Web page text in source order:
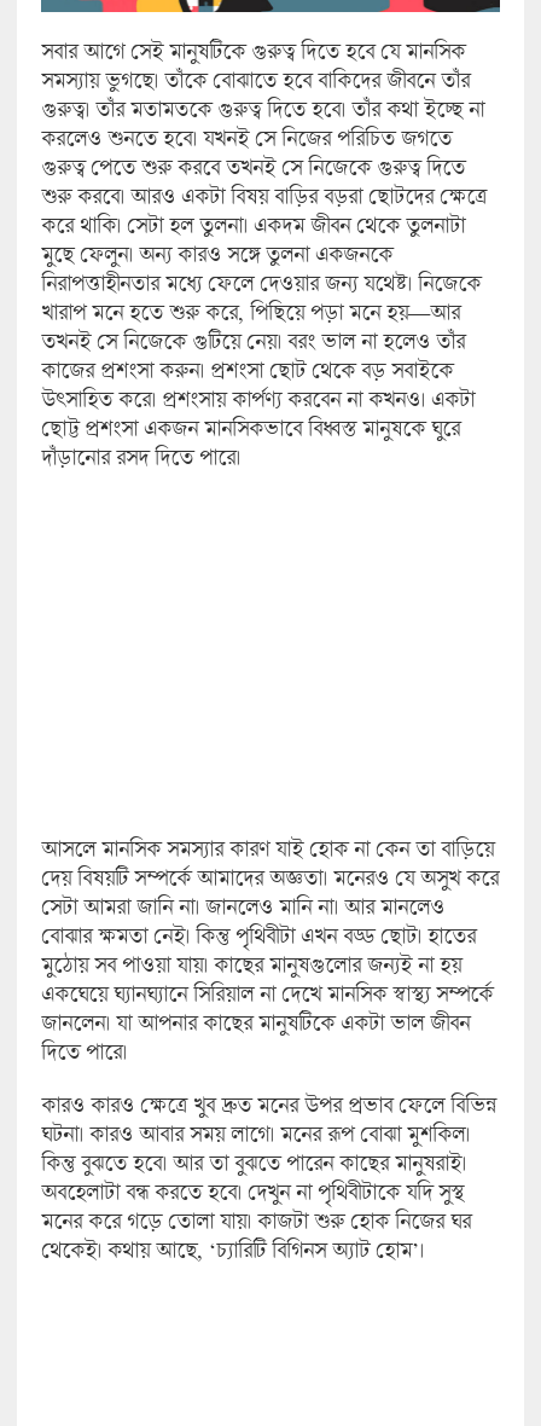
সবার আগে সেই মানুষটিকে গুরুত্ব দিতে হবে যে মানসিক
সমস্যায় ভুগছে। তাঁকে বোঝাতে হবে বাকিদের জীবনে তাঁর
গুরুত্ব। তাঁর মতামতকে গুরুত্ব দিতে হবে। তাঁর কথা ইচ্ছে না
করলেও শুনতে হবে। যখনই সে নিজের পরিচিত জগতে
গুরুত্ব পেতে শুরু করবে তখনই সে নিজেকে গুরুত্ব দিতে
শুরু করবে। আরও একটা বিষয় বাড়ির বড়রা ছোটদের ক্ষেত্রে
করে থাকি। সেটা হল তুলনা। একদম জীবন থেকে তুলনাটা
মুছে ফেলুন। অন্য কারও সঙ্গে তুলনা একজনকে
নিরাপত্তাহীনতার মধ্যে ফেলে দেওয়ার জন্য যথেষ্ট। নিজেকে
খারাপ মনে হতে শুরু করে, পিছিয়ে পড়া মনে হয়—আর
তখনই সে নিজেকে গুটিয়ে নেয়। বরং ভাল না হলেও তাঁর
কাজের প্রশংসা করুন। প্রশংসা ছোট থেকে বড় সবাইকে
উৎসাহিত করে। প্রশংসায় কার্পণ্য করবেন না কখনও। একটা
ছোট্ট প্রশংসা একজন মানসিকভাবে বিধ্বস্ত মানুষকে ঘুরে
দাঁড়ানোর রসদ দিতে পারে।
আসলে মানসিক সমস্যার কারণ যাই হোক না কেন তা বাড়িয়ে
দেয় বিষয়টি সম্পর্কে আমাদের অজ্ঞতা। মনেরও যে অসুখ করে
সেটা আমরা জানি না। জানলেও মানি না। আর মানলেও
বোঝার ক্ষমতা নেই। কিন্তু পৃথিবীটা এখন বড্ড ছোট। হাতের
মুঠোয় সব পাওয়া যায়। কাছের মানুষগুলোর জন্যই না হয়
একঘেয়ে ঘ্যানঘ্যানে সিরিয়াল না দেখে মানসিক স্বাস্থ্য সম্পর্কে
জানলেন। যা আপনার কাছের মানুষটিকে একটা ভাল জীবন
দিতে পারে।
কারও কারও ক্ষেত্রে খুব দ্রুত মনের উপর প্রভাব ফেলে বিভিন্ন
ঘটনা। কারও আবার সময় লাগে। মনের রূপ বোঝা মুশকিল।
কিন্তু বুঝতে হবে। আর তা বুঝতে পারেন কাছের মানুষরাই।
অবহেলাটা বন্ধ করতে হবে। দেখুন না পৃথিবীটাকে যদি সুস্থ
মনের করে গড়ে তোলা যায়। কাজটা শুরু হোক নিজের ঘর
থেকেই। কথায় আছে, ‘চ্যারিটি বিগিনস অ্যাট হোম’।